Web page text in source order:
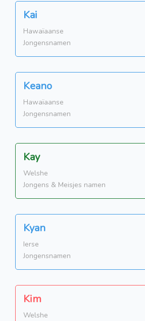
Kai
Hawaïaanse
Jongensnamen
Keano
Hawaïaanse
Jongensnamen
Kay
Welshe
Jongens & Meisjes namen
Kyan
Ierse
Jongensnamen
Kim
Welshe